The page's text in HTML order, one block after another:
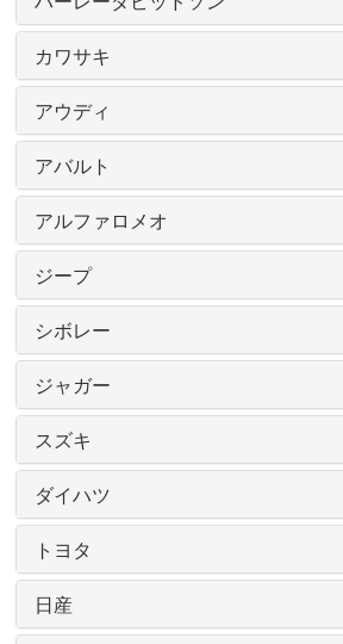
カワサキ
アウディ
アバルト
アルファロメオ
ジープ
シボレー
ジャガー
スズキ
ダイハツ
トヨタ
日産